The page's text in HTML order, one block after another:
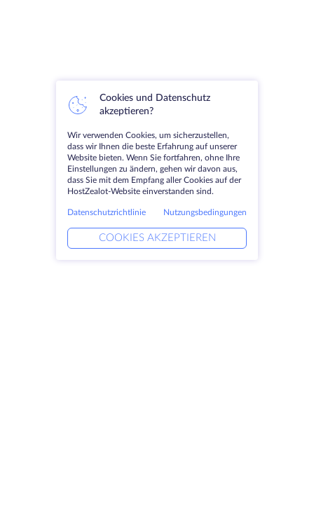
Cookies und Datenschutz
akzeptieren?
Wir verwenden Cookies, um sicherzustellen,
dass wir Ihnen die beste Erfahrung auf unserer
Website bieten. Wenn Sie fortfahren, ohne Ihre
Einstellungen zu ändern, gehen wir davon aus,
dass Sie mit dem Empfang aller Cookies auf der
HostZealot-Website einverstanden sind.
Datenschutzrichtlinie Nutzungsbedingungen
COOKIES AKZEPTIEREN